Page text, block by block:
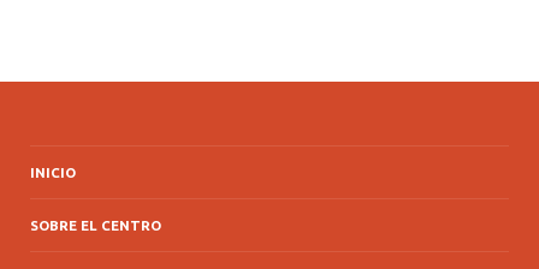
INICIO
SOBRE EL CENTRO